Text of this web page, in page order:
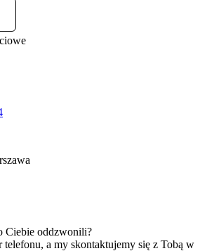
Ciebie oddzwonili?
a my skontaktujemy się z Tobą w